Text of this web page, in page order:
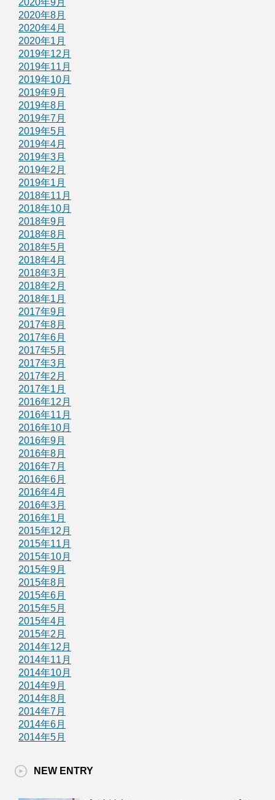
2020年9月
2020年8月
2020年4月
2020年1月
2019年12月
2019年11月
2019年10月
2019年9月
2019年8月
2019年7月
2019年5月
2019年4月
2019年3月
2019年2月
2019年1月
2018年11月
2018年10月
2018年9月
2018年8月
2018年5月
2018年4月
2018年3月
2018年2月
2018年1月
2017年9月
2017年8月
2017年6月
2017年5月
2017年3月
2017年2月
2017年1月
2016年12月
2016年11月
2016年10月
2016年9月
2016年8月
2016年7月
2016年6月
2016年4月
2016年3月
2016年1月
2015年12月
2015年11月
2015年10月
2015年9月
2015年8月
2015年6月
2015年5月
2015年4月
2015年2月
2014年12月
2014年11月
2014年10月
2014年9月
2014年8月
2014年7月
2014年6月
2014年5月
NEW ENTRY